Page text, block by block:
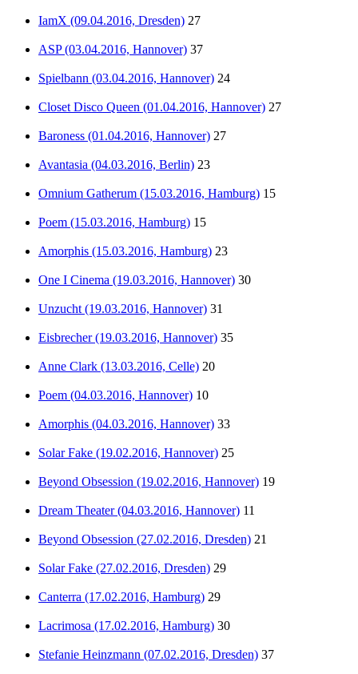
IamX (09.04.2016, Dresden) 27
ASP (03.04.2016, Hannover) 37
Spielbann (03.04.2016, Hannover) 24
Closet Disco Queen (01.04.2016, Hannover) 27
Baroness (01.04.2016, Hannover) 27
Avantasia (04.03.2016, Berlin) 23
Omnium Gatherum (15.03.2016, Hamburg) 15
Poem (15.03.2016, Hamburg) 15
Amorphis (15.03.2016, Hamburg) 23
One I Cinema (19.03.2016, Hannover) 30
Unzucht (19.03.2016, Hannover) 31
Eisbrecher (19.03.2016, Hannover) 35
Anne Clark (13.03.2016, Celle) 20
Poem (04.03.2016, Hannover) 10
Amorphis (04.03.2016, Hannover) 33
Solar Fake (19.02.2016, Hannover) 25
Beyond Obsession (19.02.2016, Hannover) 19
Dream Theater (04.03.2016, Hannover) 11
Beyond Obsession (27.02.2016, Dresden) 21
Solar Fake (27.02.2016, Dresden) 29
Canterra (17.02.2016, Hamburg) 29
Lacrimosa (17.02.2016, Hamburg) 30
Stefanie Heinzmann (07.02.2016, Dresden) 37